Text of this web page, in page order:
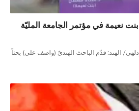
نعيمة في مؤتمر الجامعة المليّة
الهند: قدّم الباحث الهنديّ (واصف علي) بحثاً